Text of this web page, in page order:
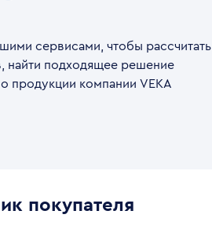
сервисами, чтобы рассчитать
найти подходящее решение
продукции компании VEKA
покупателя